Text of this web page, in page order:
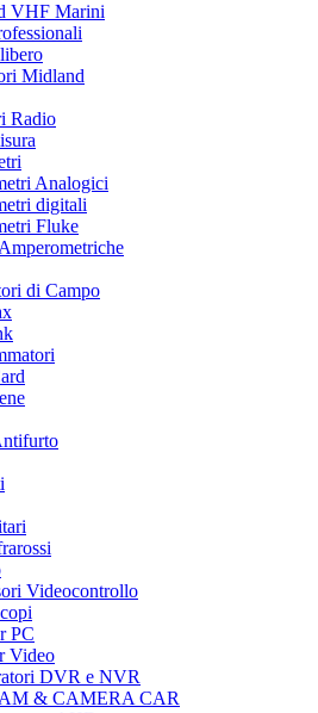
VHF Marini
Midland
Radio
Analogici
digitali
Fluke
di Campo
Videocontrollo
PC
Video
DVR e NVR
& CAMERA CAR